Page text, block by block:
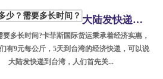
大陆发快递到台湾运费多少？需要多长时间？
多长时间?卡菲斯国际货运秉承着经济实惠，
有9元每公斤，5天到台湾的经济快递，可以说
陆发快递到台湾，人们首先关...